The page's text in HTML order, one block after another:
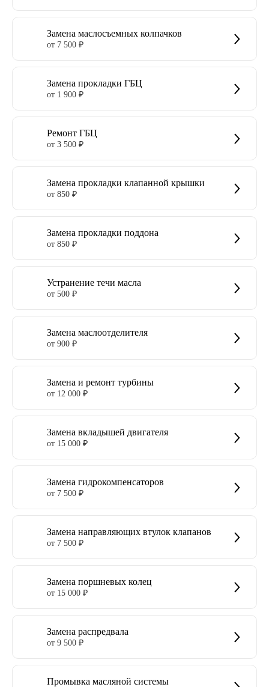
Замена маслосъемных колпачков
от 7 500 ₽
Замена прокладки ГБЦ
от 1 900 ₽
Ремонт ГБЦ
от 3 500 ₽
Замена прокладки клапанной крышки
от 850 ₽
Замена прокладки поддона
от 850 ₽
Устранение течи масла
от 500 ₽
Замена маслоотделителя
от 900 ₽
Замена и ремонт турбины
от 12 000 ₽
Замена вкладышей двигателя
от 15 000 ₽
Замена гидрокомпенсаторов
от 7 500 ₽
Замена направляющих втулок клапанов
от 7 500 ₽
Замена поршневых колец
от 15 000 ₽
Замена распредвала
от 9 500 ₽
Промывка масляной системы